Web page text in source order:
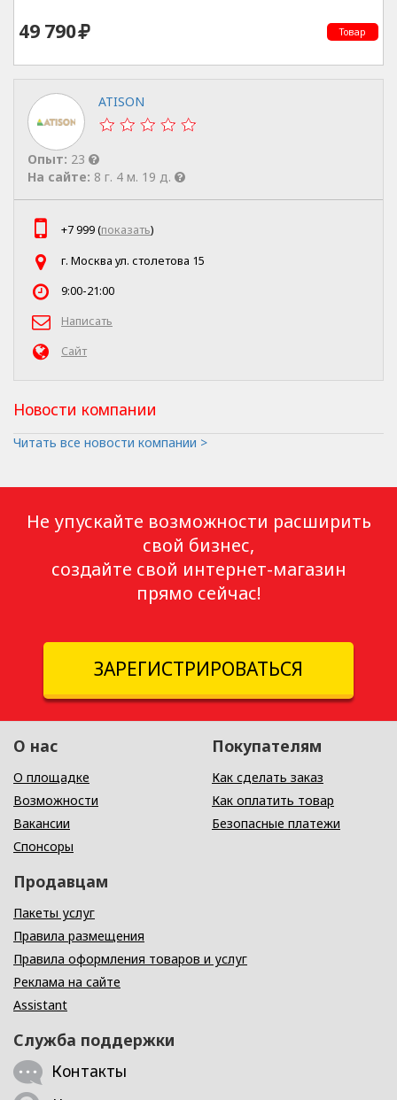
49 790 Товар
ATISON
Опыт: 23
На сайте: 8 г. 4 м. 19 д.
+7 999 (показать)
г. Москва ул. столетова 15
9:00-21:00
Написать
Сайт
Новости компании
Читать все новости компании >
Не упускайте возможности расширить
свой бизнес,
создайте свой интернет-магазин
прямо сейчас!
ЗАРЕГИСТРИРОВАТЬСЯ
О нас
О площадке
Возможности
Вакансии
Спонсоры
Покупателям
Как сделать заказ
Как оплатить товар
Безопасные платежи
Продавцам
Пакеты услуг
Правила размещения
Правила оформления товаров и услуг
Реклама на сайте
Assistant
Служба поддержки
Контакты